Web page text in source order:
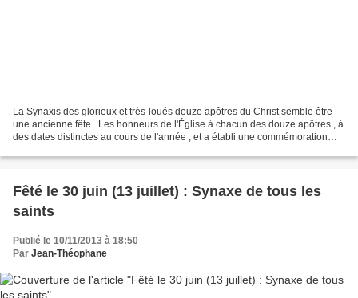
La Synaxis des glorieux et très-loués douze apôtres du Christ semble être
une ancienne fête . Les honneurs de l'Église à chacun des douze apôtres , à
des dates distinctes au cours de l'année , et a établi une commémoration
Fêté le 30 juin (13 juillet) : Synaxe de tous les
saints
Publié le 10/11/2013 à 18:50
Par Jean-Théophane